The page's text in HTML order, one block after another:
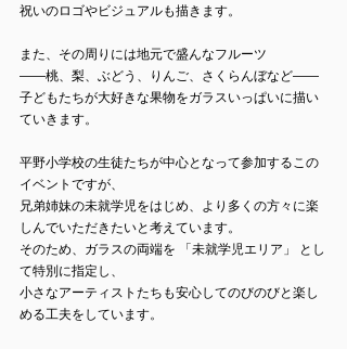
祝いのロゴやビジュアルも描きます。
また、その周りには地元で盛んなフルーツ
――桃、梨、ぶどう、りんご、さくらんぼなど――
子どもたちが大好きな果物をガラスいっぱいに描い
ていきます。
平野小学校の生徒たちが中心となって参加するこの
イベントですが、
兄弟姉妹の未就学児をはじめ、より多くの方々に楽
しんでいただきたいと考えています。
そのため、ガラスの両端を 「未就学児エリア」 とし
て特別に指定し、
小さなアーティストたちも安心してのびのびと楽し
める工夫をしています。